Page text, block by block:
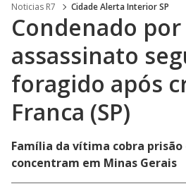
Noticias R7 Cidade Alerta Interior SP
Condenado por
assassinato
foragido após
Franca (SP)
Família da vítima cobra prisão
concentram em Minas Gerais